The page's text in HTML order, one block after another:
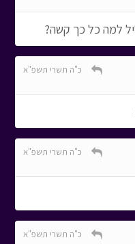
כ"ה תשרי תשפ"א
כ"ה תשרי תשפ"א
כ"ה תשרי תשפ"א